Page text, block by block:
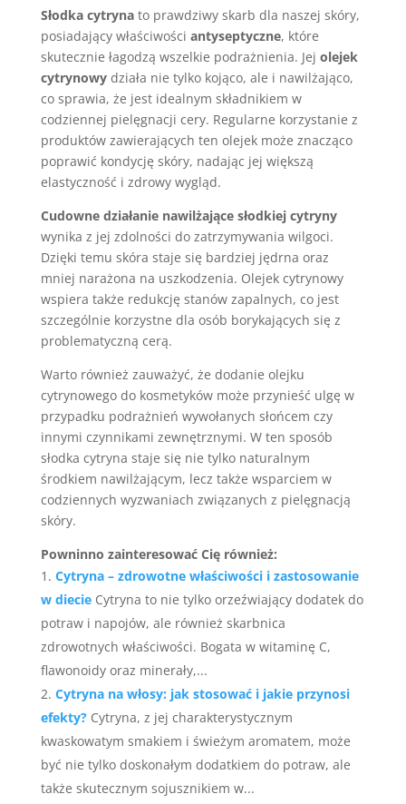
Słodka cytrynato prawdziwy skarb dla naszej skóry,
posiadający właściwości antyseptyczne, które
skutecznie łagodzą wszelkie podrażnienia. Jej olejek
cytrynowydziała nie tylko kojąco, ale i nawilżająco,
co sprawia, że jest idealnym składnikiem w
codziennej pielęgnacji cery. Regularne korzystanie z
produktów zawierających ten olejek może znacząco
poprawić kondycję skóry, nadając jej większą
elastyczność i zdrowy wygląd.
Cudowne działanie nawilżające słodkiej cytryny
wynika z jej zdolności do zatrzymywania wilgoci.
Dzięki temu skóra staje się bardziej jędrna oraz
mniej narażona na uszkodzenia. Olejek cytrynowy
wspiera także redukcję stanów zapalnych, co jest
szczególnie korzystne dla osób borykających się z
problematyczną cerą.
Warto również zauważyć, że dodanie olejku
cytrynowego do kosmetyków może przynieść ulgę w
przypadku podrażnień wywołanych słońcem czy
innymi czynnikami zewnętrznymi. W ten sposób
słodka cytryna staje się nie tylko naturalnym
środkiem nawilżającym, lecz także wsparciem w
codziennych wyzwaniach związanych z pielęgnacją
skóry.
Powninno zainteresować Cię również:
Cytryna – zdrowotne właściwości i zastosowanie
w diecie Cytryna to nie tylko orzeźwiający dodatek do
potraw i napojów, ale również skarbnica
zdrowotnych właściwości. Bogata w witaminę C,
flawonoidy oraz minerały,...
Cytryna na włosy: jak stosować i jakie przynosi
efekty? Cytryna, z jej charakterystycznym
kwaskowatym smakiem i świeżym aromatem, może
być nie tylko doskonałym dodatkiem do potraw, ale
także skutecznym sojusznikiem w...